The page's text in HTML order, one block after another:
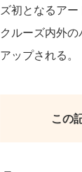
ズ初となるア
クルーズ内外
アップされる。
この